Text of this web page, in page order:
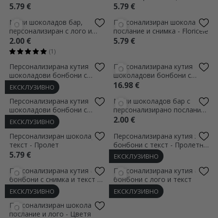
Персонализирана кутия
шоколадови бонбони с
снимка и послание - Пролет
16.98 €
(1)
Мини шоколадов бар,
персонализиран с лого и
послание
2.00 €
ЕКСКЛУЗИВНО
Персонализирана кутия
шоколадови бонбони с лого
и текст - Пролет
16.98 €
ЕКСКЛУЗИВНО
Персонализирана кутия
шоколадови бонбони с 6
снимки и послание
16.98 €
ЕКСКЛУЗИВНО